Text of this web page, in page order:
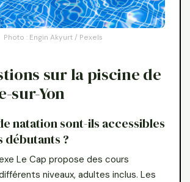
Photo : Engin Akyurt / Pexels
sur la piscine de
sur-Yon
natation sont-ils accessibles
débutants ?
Le Cap propose des cours
niveaux, adultes inclus. Les